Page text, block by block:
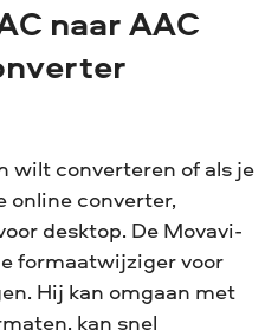
naar AAC
wilt converteren of als je
online converter,
desktop. De Movavi-
formaatwijziger voor
Hij kan omgaan met
kan snel